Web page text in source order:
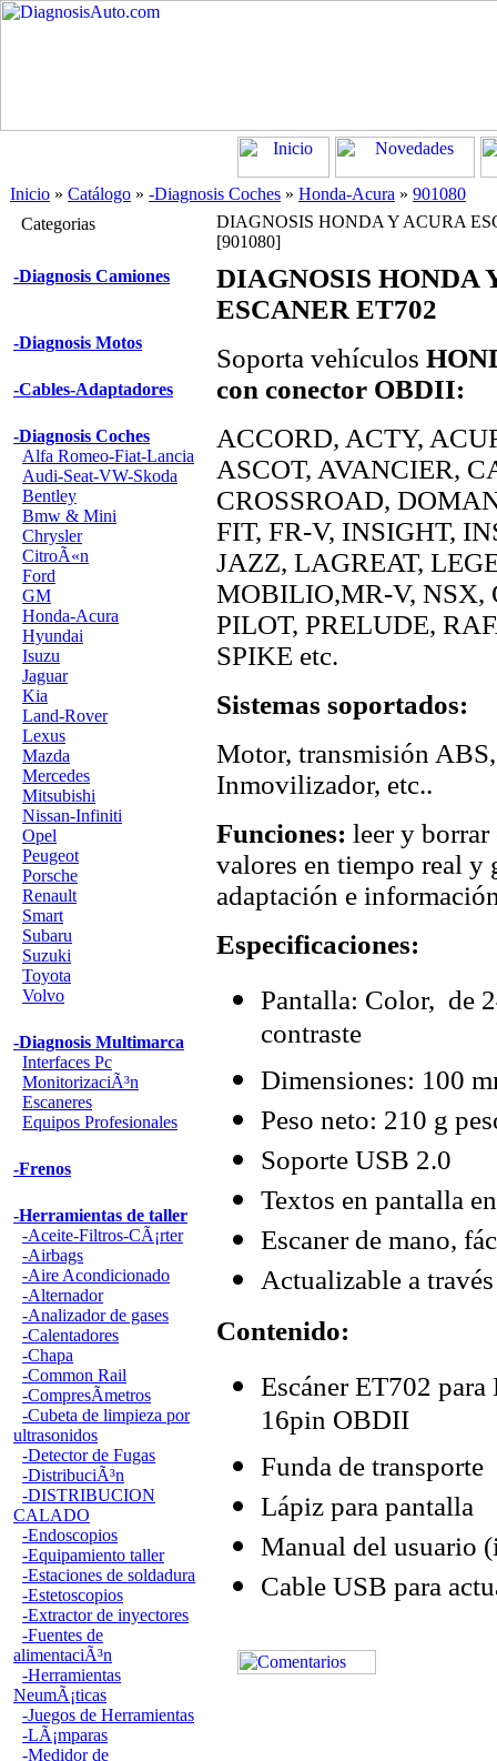
Inicio » Catálogo » -Diagnosis Coches » Honda-Acura » 901080
Categorias
-Diagnosis Camiones
-Diagnosis Motos
-Cables-Adaptadores
-Diagnosis Coches
Alfa Romeo-Fiat-Lancia
Audi-Seat-VW-Skoda
Bentley
Bmw & Mini
Chrysler
CitroÃ«n
Ford
GM
Honda-Acura
Hyundai
Isuzu
Jaguar
Kia
Land-Rover
Lexus
Mazda
Mercedes
Mitsubishi
Nissan-Infiniti
Opel
Peugeot
Porsche
Renault
Smart
Subaru
Suzuki
Toyota
Volvo
-Diagnosis Multimarca
Interfaces Pc
MonitorizaciÃ³n
Escaneres
Equipos Profesionales
-Frenos
-Herramientas de taller
-Aceite-Filtros-CÃ¡rter
-Airbags
-Aire Acondicionado
-Alternador
-Analizador de gases
-Calentadores
-Chapa
-Common Rail
-CompresÃ­metros
-Cubeta de limpieza por
ultrasonidos
-Detector de Fugas
-DistribuciÃ³n
-DISTRIBUCION
CALADO
-Endoscopios
-Equipamiento taller
-Estaciones de soldadura
-Estetoscopios
-Extractor de inyectores
-Fuentes de
alimentaciÃ³n
-Herramientas
NeumÃ¡ticas
-Juegos de Herramientas
-LÃ¡mparas
-Medidor de
DIAGNOSIS HONDA Y ACURA
[901080]
DIAGNOSIS HONDA
ESCANER ET702
Soporta vehículos
con conector OBDII:
ACCORD, ACTY,
ASCOT, AVANCIER,
CROSSROAD,
FIT, FR-V, INSIGHT,
JAZZ, LAGREAT,
MOBILIO,MR-V, NSX,
PILOT, PRELUDE,
SPIKE etc.
Sistemas soportados:
Motor, transmisión
Inmovilizador, etc..
Funciones: leer y borrar
valores en tiempo real y
adaptación e
Especificaciones:
Pantalla: Color, de
contraste
Dimensiones: 100
Peso neto: 210 g
Soporte USB 2.0
Textos en pantalla
Escaner de mano,
Actualizable a
Contenido:
Escáner ET702
16pin OBDII
Funda de transporte
Lápiz para pantalla
Manual del usuario
Cable USB para